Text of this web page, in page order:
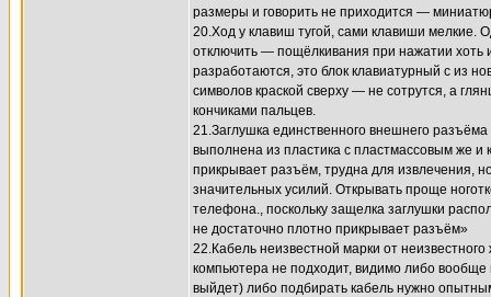
размеры и говорить не приходится —
20.Ход у клавиш тугой, сами клавиши мелкие.
отключить — пощёлкивания при нажатии хоть
разработаются, это блок клавиатурный с из
символов краской сверху — не сотрутся, а
кончиками пальцев.
21.Заглушка единственного внешнего
выполнена из пластика с пластмассовым же и
прикрывает разъём, трудна для извлечения,
значительных усилий. Открывать проще
телефона., поскольку защелка заглушки
не достаточно плотно прикрывает разъём»
22.Кабель неизвестной марки от
компьютера не подходит, видимо либо
выйдет) либо подбирать кабель нужно